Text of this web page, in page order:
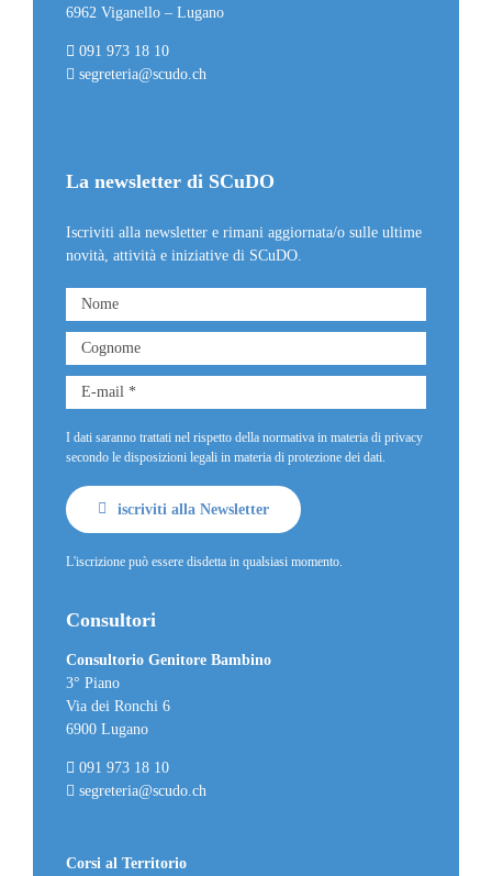
6962 Viganello – Lugano
091 973 18 10
segreteria@scudo.ch
La newsletter di SCuDO
Iscriviti alla newsletter e rimani aggiornata/o sulle ultime
novità, attività e iniziative di SCuDO.
I dati saranno trattati nel rispetto della normativa in materia di privacy
secondo le disposizioni legali in materia di protezione dei dati.
iscriviti alla Newsletter
L'iscrizione può essere disdetta in qualsiasi momento.
Consultori
Consultorio Genitore Bambino
3° Piano
Via dei Ronchi 6
6900 Lugano
091 973 18 10
segreteria@scudo.ch
Corsi al Territorio